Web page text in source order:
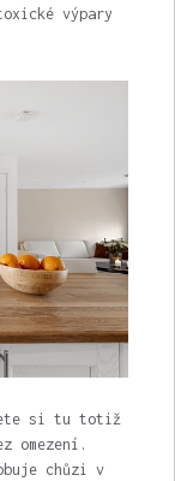
výpary
si tu totiž
omezení.
chůzi v